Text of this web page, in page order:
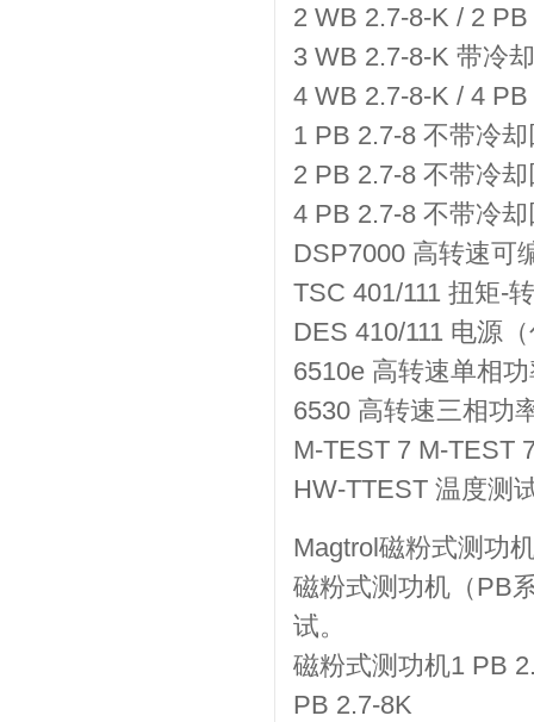
2 WB 2.7-8-K / 2
3 WB 2.7-8-K 带冷
4 WB 2.7-8-K / 4
1 PB 2.7-8 不带冷
2 PB 2.7-8 不带冷
4 PB 2.7-8 不带冷
DSP7000 高转速可
TSC 401/111 扭矩-
DES 410/111 电源
6510e 高转速单相
6530 高转速三相功
M-TEST 7 M-TEST
HW-TTEST 温度测
Magtrol磁粉式测功
磁粉式测功机（PB
试。
磁粉式测功机1 PB
PB 2.7-8K